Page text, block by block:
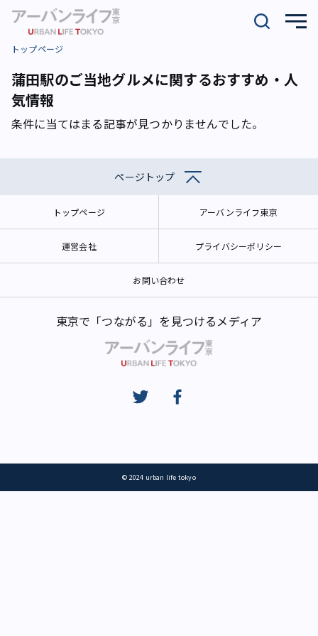
トップページ
蒲田駅のご当地グルメに関するおすすめ・人
気情報
条件に当てはまる記事が見つかりませんでした。
ページトップ
トップページ アーバンライフ東京
運営会社 プライバシーポリシー
お問い合わせ
東京で「つながる」を見つけるメディア
© 2024 urban life tokyo